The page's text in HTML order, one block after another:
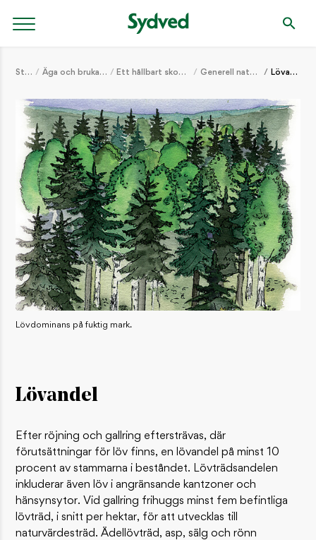
Start Äga och bruka skog Ett hållbart skogsbruk Generell naturvård Lövandel
Lövdominans på fuktig mark.
Lövandel
Efter röjning och gallring eftersträvas, där
förutsättningar för löv finns, en lövandel på minst 10
procent av stammarna i beståndet. Lövträdsandelen
inkluderar även löv i angränsande kantzoner och
hänsynsytor. Vid gallring frihuggs minst fem befintliga
lövträd, i snitt per hektar, för att utvecklas till
naturvärdesträd. Ädellövträd, asp, sälg och rönn